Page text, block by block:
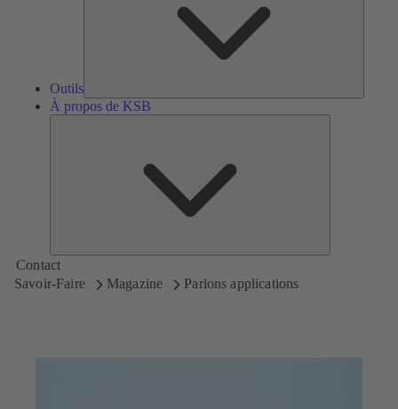
Outils
À propos de KSB
Contact
Savoir-Faire
Magazine Parlons applications